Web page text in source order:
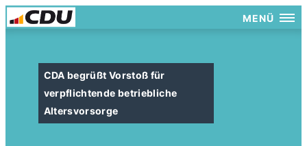
MENÜ
CDA begrüßt Vorstoß für
verpflichtende betriebliche
Altersvorsorge